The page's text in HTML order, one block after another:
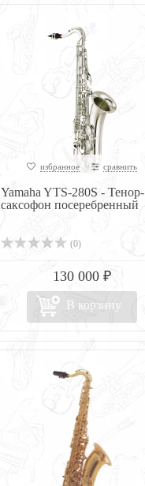
избранное сравнить
Yamaha YTS-280S - Тенор-
саксофон посеребренный
(0)
130 000 ₽
В корзину